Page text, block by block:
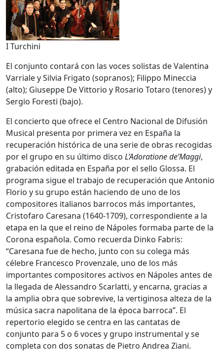
I Turchini
El conjunto contará con las voces solistas de Valentina
Varriale y Silvia Frigato (sopranos); Filippo Mineccia
(alto); Giuseppe De Vittorio y Rosario Totaro (tenores) y
Sergio Foresti (bajo).
El concierto que ofrece el Centro Nacional de Difusión
Musical presenta por primera vez en España la
recuperación histórica de una serie de obras recogidas
por el grupo en su último disco L’Adoratione de’Maggi,
grabación editada en España por el sello Glossa. El
programa sigue el trabajo de recuperación que Antonio
Florio y su grupo están haciendo de uno de los
compositores italianos barrocos más importantes,
Cristofaro Caresana (1640-1709), correspondiente a la
etapa en la que el reino de Nápoles formaba parte de la
Corona española. Como recuerda Dinko Fabris:
“Caresana fue de hecho, junto con su colega más
célebre Francesco Provenzale, uno de los más
importantes compositores activos en Nápoles antes de
la llegada de Alessandro Scarlatti, y encarna, gracias a
la amplia obra que sobrevive, la vertiginosa alteza de la
música sacra napolitana de la época barroca”. El
repertorio elegido se centra en las cantatas de
conjunto para 5 o 6 voces y grupo instrumental y se
completa con dos sonatas de Pietro Andrea Ziani.